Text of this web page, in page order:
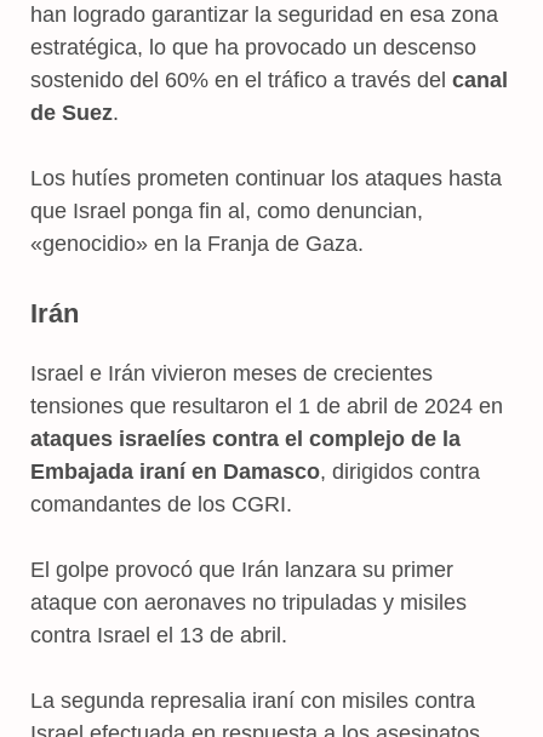
han logrado garantizar la seguridad en esa zona
estratégica, lo que ha provocado un descenso
sostenido del 60% en el tráfico a través del canal
de Suez.
Los hutíes prometen continuar los ataques hasta
que Israel ponga fin al, como denuncian,
«genocidio» en la Franja de Gaza.
Irán
Israel e Irán vivieron meses de crecientes
tensiones que resultaron el 1 de abril de 2024 en
ataques israelíes contra el complejo de la
Embajada iraní en Damasco, dirigidos contra
comandantes de los CGRI.
El golpe provocó que Irán lanzara su primer
ataque con aeronaves no tripuladas y misiles
contra Israel el 13 de abril.
La segunda represalia iraní con misiles contra